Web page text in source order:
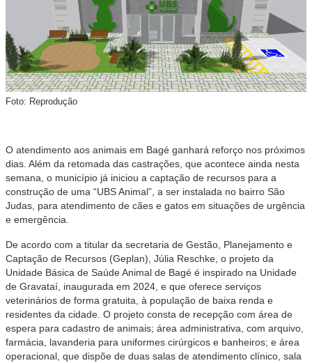
Foto: Reprodução
O atendimento aos animais em Bagé ganhará reforço nos próximos
dias. Além da retomada das castrações, que acontece ainda nesta
semana, o município já iniciou a captação de recursos para a
construção de uma “UBS Animal”, a ser instalada no bairro São
Judas, para atendimento de cães e gatos em situações de urgência
e emergência.
De acordo com a titular da secretaria de Gestão, Planejamento e
Captação de Recursos (Geplan), Júlia Reschke, o projeto da
Unidade Básica de Saúde Animal de Bagé é inspirado na Unidade
de Gravataí, inaugurada em 2024, e que oferece serviços
veterinários de forma gratuita, à população de baixa renda e
residentes da cidade. O projeto consta de recepção com área de
espera para cadastro de animais; área administrativa, com arquivo,
farmácia, lavanderia para uniformes cirúrgicos e banheiros; e área
operacional, que dispõe de duas salas de atendimento clínico, sala